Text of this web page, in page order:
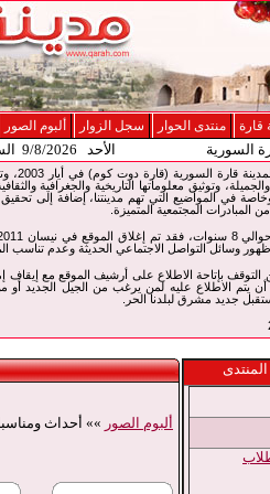
قارة منتدى الحوار سجل الزوار ألبوم الصور
السورية الأحد 9/8/2026 الساعة 04:00 مساءً
تم
وتوثيق معلوماتها التاريخية والجغرافية
في المواضيع التي تهم مدينتنا، إضافة إلى
المبادرات المجتمعية المتميزة.
وسائل التواصل الاجتماعي الحديثة وعدم تناسب
بعد 14 سنة من التوقف بإتاحة الاطلاع على أرشيف الموقع
يتم الاطلاع عليه لمن يرغب من الجيل الجديد أو
جديد مشرق لبلدنا الحر.
ألبوم الصور »» أحداث